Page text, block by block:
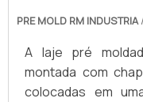
PRE MOLD RM INDUSTRIA
A laje pré
montada com
colocadas em